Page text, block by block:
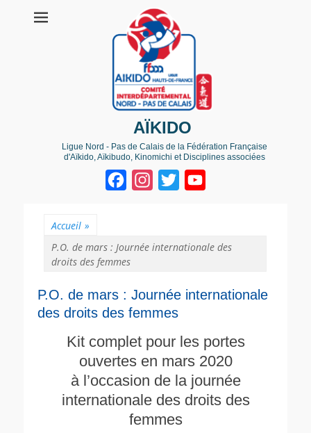
AÏKIDO
Ligue Nord - Pas de Calais de la Fédération Française
d'Aïkido, Aïkibudo, Kinomichi et Disciplines associées
FacebookInstagram
Twitter
Accueil »
P.O. de mars : Journée internationale des
droits des femmes
P.O. de mars : Journée internationale
des droits des femmes
Kit complet pour les portes
ouvertes en mars 2020
à l’occasion de la journée
internationale des droits des
femmes